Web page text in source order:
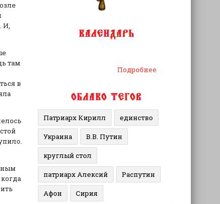
И,
там
в
Подробнее
Патриарх Кирилл единство
Украина В.В. Путин
круглый стол
патриарх Алексий Распутин
Афон Сирия